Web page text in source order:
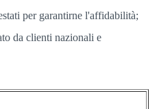
per garantirne l'affidabilità;
da clienti nazionali e